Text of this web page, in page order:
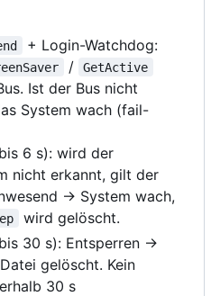
+ Login-Watchdog:
/ GetActive
Ist der Bus nicht
System wach (fail-
6 s): wird der
nicht erkannt, gilt der
→ System wach,
wird gelöscht.
30 s): Entsperren →
gelöscht. Kein
30 s